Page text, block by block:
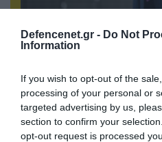
Defencenet.gr - Do Not
Information
If you wish to opt-out of the
processing of your personal or
targeted advertising by us,
section to confirm your
opt-out request is processed
06.08.2026 | 21:02
Τελεσίγραφο του Ιράν
χτυπήσουμε σκληρά»